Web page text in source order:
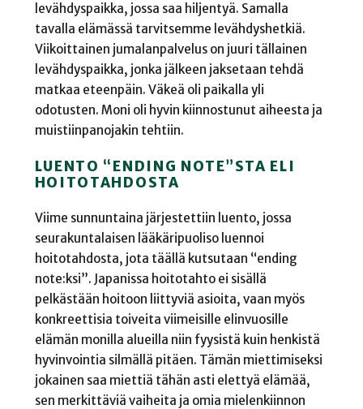
levähdyspaikka, jossa saa hiljentyä. Samalla
tavalla elämässä tarvitsemme levähdyshetkiä.
Viikoittainen jumalanpalvelus on juuri tällainen
levähdyspaikka, jonka jälkeen jaksetaan tehdä
matkaa eteenpäin. Väkeä oli paikalla yli
odotusten. Moni oli hyvin kiinnostunut aiheesta ja
muistiinpanojakin tehtiin.
LUENTO “ENDING NOTE”STA ELI
HOITOTAHDOSTA
Viime sunnuntaina järjestettiin luento, jossa
seurakuntalaisen lääkäripuoliso luennoi
hoitotahdosta, jota täällä kutsutaan “ending
note:ksi”. Japanissa hoitotahto ei sisällä
pelkästään hoitoon liittyviä asioita, vaan myös
konkreettisia toiveita viimeisille elinvuosille
elämän monilla alueilla niin fyysistä kuin henkistä
hyvinvointia silmällä pitäen. Tämän miettimiseksi
jokainen saa miettiä tähän asti elettyä elämää,
sen merkittäviä vaiheita ja omia mielenkiinnon